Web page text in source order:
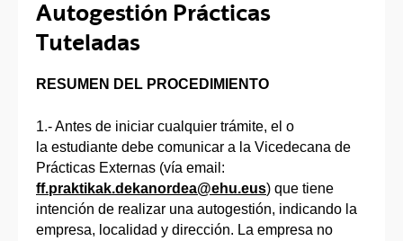
Autogestión Prácticas
Tuteladas
RESUMEN DEL PROCEDIMIENTO
1.- Antes de iniciar cualquier trámite, el o
la estudiante debe comunicar a la Vicedecana de
Prácticas Externas (vía email:
ff.praktikak.dekanordea@ehu.eus) que tiene
intención de realizar una autogestión, indicando la
empresa, localidad y dirección. La empresa no